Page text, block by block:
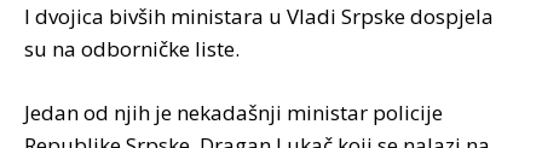
I dvojica bivših ministara u Vladi Srpske dospjela
su na odborničke liste.
Jedan od njih je nekadašnji ministar policije